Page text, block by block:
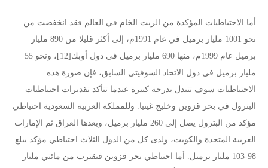
أما الاحتياطيات المؤكدة من الزيت الخام في العالم فقد انخفضت من
نحو 1001 مليار برميل في عام 1991م، إلى أكثر قليلا من 890 مليار
برميل عام 1999م، منها 690 مليار برميل في دول أوبك[12]، ونحو 55
مليار برميل في دول الاتحاد السوفيتي السابق، فإن صورة هذه
الاحتياطيات سوف تتبدل بدرجة كبيرة عندما تتأكد تقديرات احتياطيات
البترول في بحر قزوين وخليج غينيا. وللمملكة العربية السعودية احتياطي
مؤكد من البترول يصل إلى 260 مليار برميل، وبعدها العراق ثم الإمارات
العربية المتحدة والكويت، ولدى كل من الدول الثلاث احتياطي مؤكد يبلغ
98-103 مليار برميل. أما احتياطي بحر قزوين فيقترب من مائتي مليار